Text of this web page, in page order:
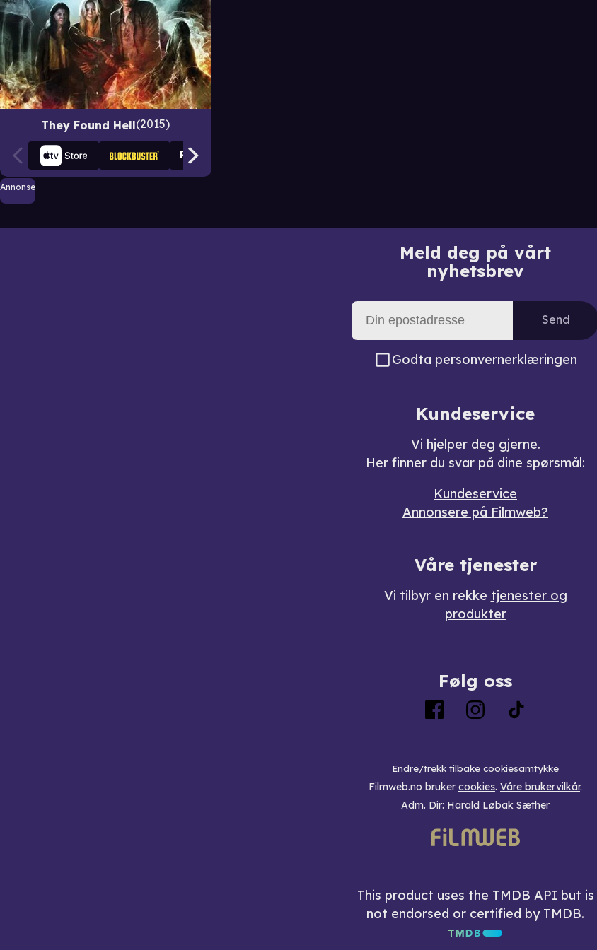
They Found Hell 2015
Annonse
Meld deg på vårt
nyhetsbrev
Send
Godta personvernerklæringen
Kundeservice
Vi hjelper deg gjerne.
Her finner du svar på dine spørsmål:
Kundeservice
Annonsere på Filmweb?
Våre tjenester
Vi tilbyr en rekke tjenester og
produkter
Følg oss
Endre/trekk tilbake cookiesamtykke
Filmweb.no bruker cookies. Våre brukervilkår.
Adm. Dir: Harald Løbak Sæther
This product uses the TMDB API but is
not endorsed or certified by TMDB.